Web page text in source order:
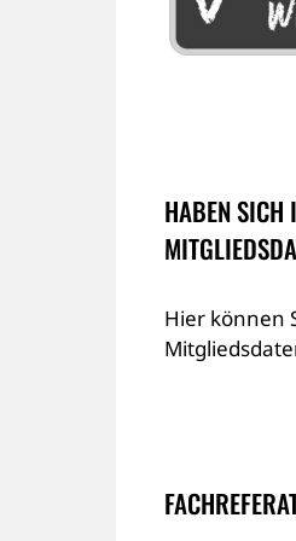
HABEN SICH
Hier können